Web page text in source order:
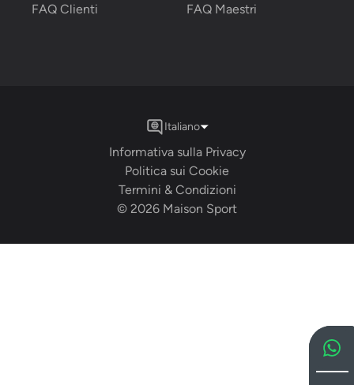
FAQ Clienti
FAQ Maestri
© 2026 Maison Sport
Termini & Condizioni
Politica sui Cookie
Informativa sulla Privacy
Italiano